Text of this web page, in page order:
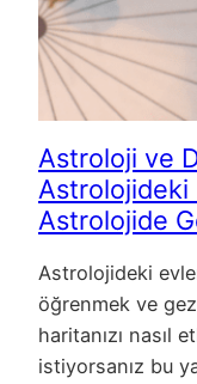
Astroloji ve
Astrolojideki
Astrolojide
Astrolojideki
öğrenmek ve
haritanızı nasıl
istiyorsanız bu